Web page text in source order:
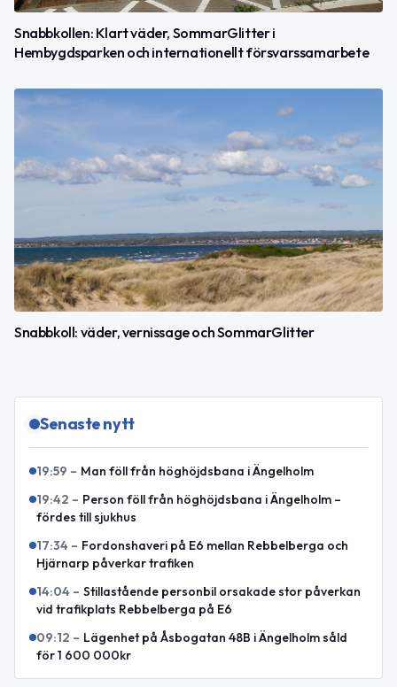
Snabbkollen: Klart väder, SommarGlitter i
Hembygdsparken och internationellt försvarssamarbete
Snabbkoll: väder, vernissage och SommarGlitter
Senaste nytt
19:59 – Man föll från höghöjdsbana i Ängelholm
19:42 – Person föll från höghöjdsbana i Ängelholm –
fördes till sjukhus
17:34 – Fordonshaveri på E6 mellan Rebbelberga och
Hjärnarp påverkar trafiken
14:04 – Stillastående personbil orsakade stor påverkan
vid trafikplats Rebbelberga på E6
09:12 – Lägenhet på Åsbogatan 48B i Ängelholm såld
för 1 600 000kr